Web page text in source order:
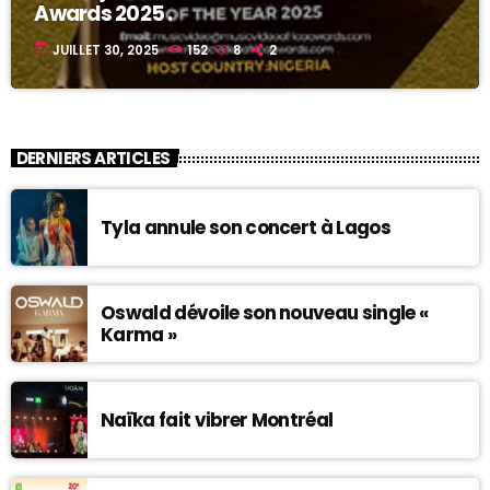
Awards 2025 .
today JUILLET 30, 2025 152 8 2
DERNIERS ARTICLES
Tyla annule son concert à Lagos
Oswald dévoile son nouveau single «
Karma »
Naïka fait vibrer Montréal